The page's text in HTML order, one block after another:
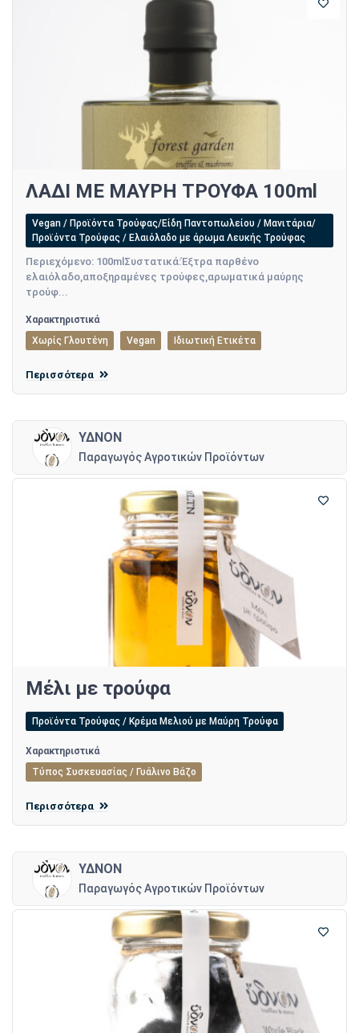
ΛΑΔΙ ΜΕ ΜΑΥΡΗ ΤΡΟΥΦΑ 100ml
Vegan / Προϊόντα Τρούφας/Είδη Παντοπωλείου / Μανιτάρια/
Προϊόντα Τρούφας / Ελαιόλαδο με άρωμα Λευκής Τρούφας
Περιεχόμενο: 100mlΣυστατικά:Έξτρα παρθένο
ελαιόλαδο,αποξηραμένες τρούφες,αρωματικά μαύρης
τρούφ...
Χαρακτηριστικά
Χωρίς Γλουτένη
Vegan Ιδιωτική Ετικέτα
Περισσότερα
ΥΔΝΟΝ
Παραγωγός Αγροτικών Προϊόντων
Μέλι με τρούφα
Προϊόντα Τρούφας / Κρέμα Μελιού με Μαύρη Τρούφα
Χαρακτηριστικά
Τύπος Συσκευασίας / Γυάλινο Βάζο
Περισσότερα
ΥΔΝΟΝ
Παραγωγός Αγροτικών Προϊόντων